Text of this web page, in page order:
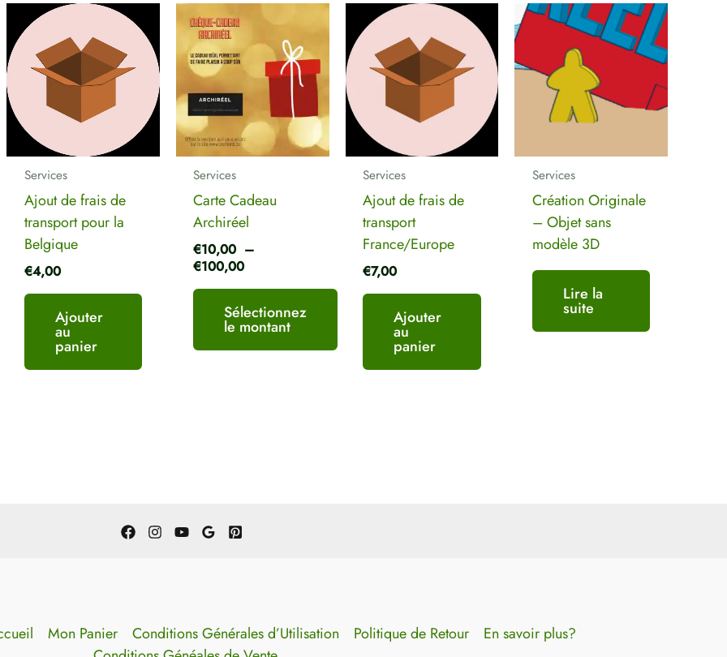
Les champs obligatoires sont indiqués
avec
*
Votre note*
Votre avis
Nom* E-mail*
Services
Ajout de frais de
transport pour la
Belgique
€4,00
Ajouter
au
panier
Services
Carte Cadeau
Archiréel
€10,00 –
€100,00
prix :
€10,00
€100,00
Sélectionnez
le montant
Ce
produit
a
plusieurs
variations.
Les
options
peuvent
choisies
sur
la
page
du
produit
Services
Ajout de frais de
transport
France/Europe
€7,00
Ajouter
au
panier
Services
Création Originale
– Objet sans
modèle 3D
Lire la
suite
Mon Panier Conditions Générales d’Utilisation Politique de Retour
En savoir plus?